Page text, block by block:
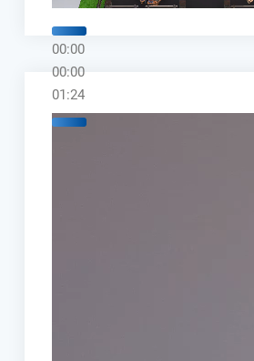
00:00
00:00
01:24